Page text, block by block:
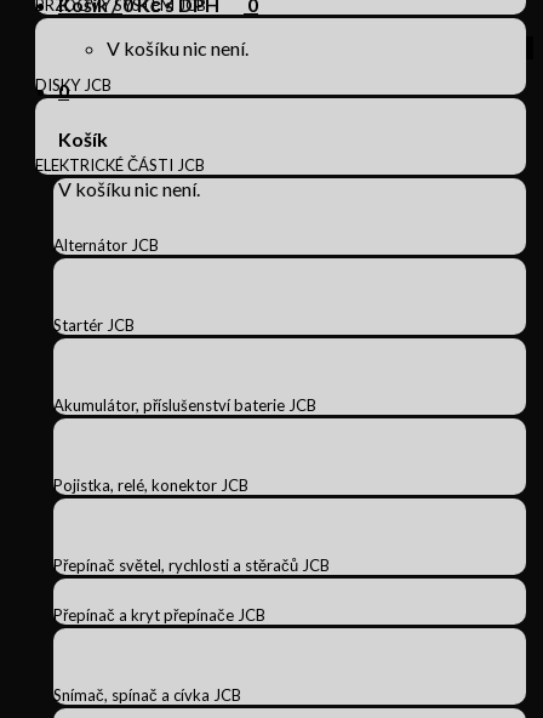
V košíku nic není.
0
Košík
V košíku nic není.
BRZDOVÝ SYSTÉM JCB
DISKY JCB
ELEKTRICKÉ ČÁSTI JCB
Alternátor JCB
Startér JCB
Akumulátor, příslušenství baterie JCB
Pojistka, relé, konektor JCB
Přepínač světel, rychlosti a stěračů JCB
Přepínač a kryt přepínače JCB
Snímač, spínač a cívka JCB